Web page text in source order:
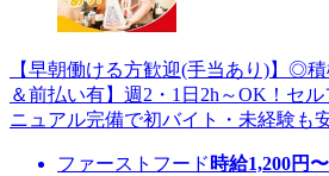
【早朝働ける方歓迎(手当あり)】◎
＆前払い有】週2・1日2h～OK！セ
ニュアル完備で初バイト・未経験も
ファーストフード 時給1,200円〜